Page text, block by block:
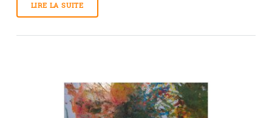
LIRE LA SUITE